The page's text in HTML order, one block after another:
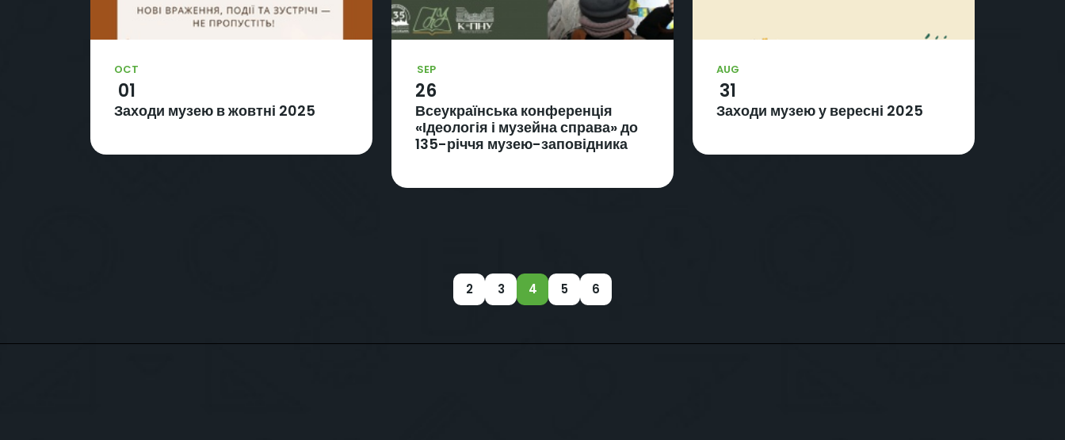
OCT
01
Заходи музею в жовтні 2025
SEP
26
Всеукраїнська конференція
«Ідеологія і музейна справа» до
135-річчя музею-заповідника
AUG
31
Заходи музею у вересні 2025
2 3 4 5 6